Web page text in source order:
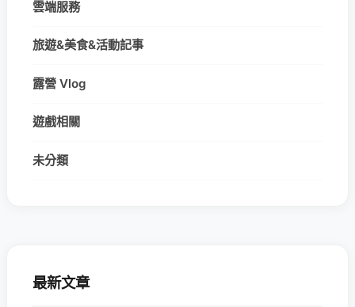
雲端服務
旅遊&美食&活動記事
露營 Vlog
遊戲相關
未分類
最新文章